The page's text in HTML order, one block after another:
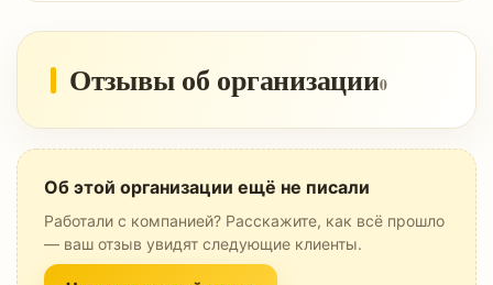
Отзывы об организации0
Об этой организации ещё не писали
Работали с компанией? Расскажите, как всё прошло
— ваш отзыв увидят следующие клиенты.